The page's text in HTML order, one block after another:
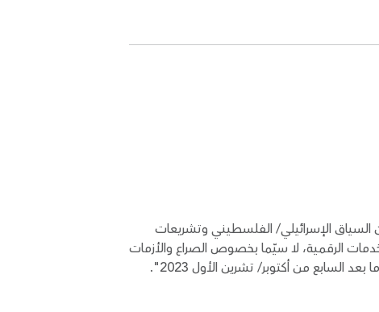
السياق الإسرائيلي/ الفلسطيني وتشريعات
الرقمية، لا سيّما بخصوص الصراع والأزمات
السابع من أكتوبر/ تشرين الأول 2023".